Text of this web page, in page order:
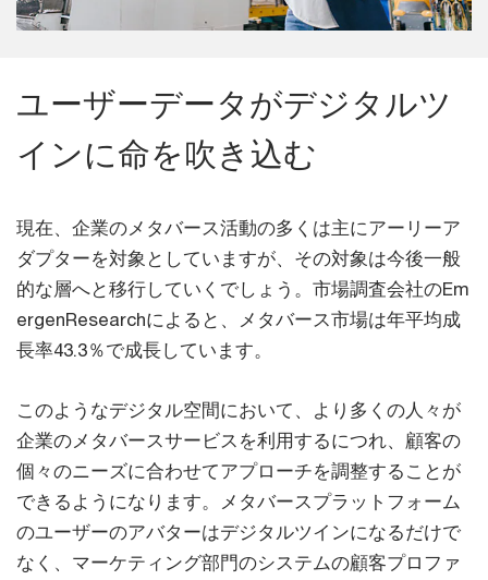
ユーザーデータがデジタルツ
インに命を吹き込む
現在、企業のメタバース活動の多くは主にアーリーア
ダプターを対象としていますが、その対象は今後一般
的な層へと移行していくでしょう。市場調査会社のEm
ergenResearchによると、メタバース市場は年平均成
長率43.3％で成長しています。
このようなデジタル空間において、より多くの人々が
企業のメタバースサービスを利用するにつれ、顧客の
個々のニーズに合わせてアプローチを調整することが
できるようになります。メタバースプラットフォーム
のユーザーのアバターはデジタルツインになるだけで
なく、マーケティング部門のシステムの顧客プロファ